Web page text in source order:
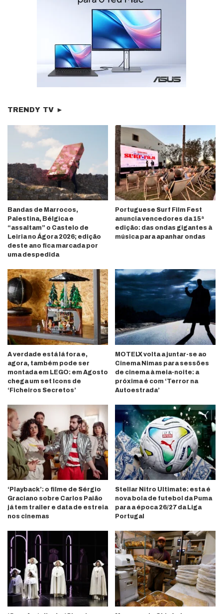
TRENDY TV ►
Bandas de Marrocos,
Palestina, Bélgica e
“assaltam” o Castelo de
Leiria no Ágora 2026; edição
deste ano fica marcada por
uma despedida
Portuguese Surf Film Fest
anuncia vencedores da 15ª
edição: das ondas gigantes à
música para apanhar ondas
A verdade está lá fora e,
agora, também pode ser
montada em LEGO: em Agosto
chega um set Icons de
‘Ficheiros Secretos’
MOTELX volta a juntar-se ao
Cinema Nimas para sessões
de cinema à meia-noite: a
próxima é com ‘Terror na
Autoestrada’
‘Playback’: o filme de Sérgio
Graciano sobre Carlos Paião
já tem trailer e data de estreia
nos cinemas
Stellar Nitro Ultimate: esta é
nova bola de futebol da Puma
para a época 26/27 da Liga
Portugal